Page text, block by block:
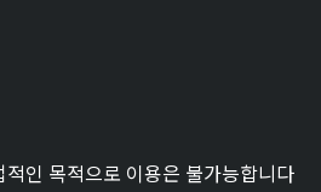
인 목적으로 이용은 불가능합니다